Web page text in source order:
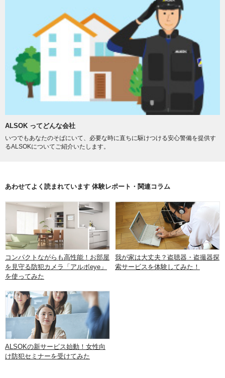
ALSOK ってどんな会社
いつでもあなたのそばにいて、必要な時に直ちに駆けつける安心警備を提供す
るALSOKについてご紹介いたします。
あわせてよく読まれています 体験レポート・関連コラム
コンパクトながらも高性能！お部屋
を見守る防犯カメラ「アルボeye」
を使ってみた
我が家は大丈夫？盗聴器・盗撮器探
索サービスを体験してみた！
ALSOKの新サービス始動！女性向
け防犯セミナーを受けてみた